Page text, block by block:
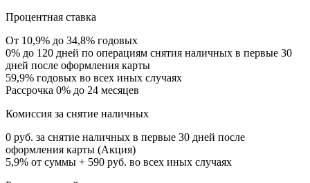
Процентная ставка
От 10,9% до 34,8% годовых
0% до 120 дней по операциям снятия наличных в первые 30
дней после оформления карты
59,9% годовых во всех иных случаях
Рассрочка 0% до 24 месяцев
Комиссия за снятие наличных
0 руб. за снятие наличных в первые 30 дней после
оформления карты (Акция)
5,9% от суммы + 590 руб. во всех иных случаях